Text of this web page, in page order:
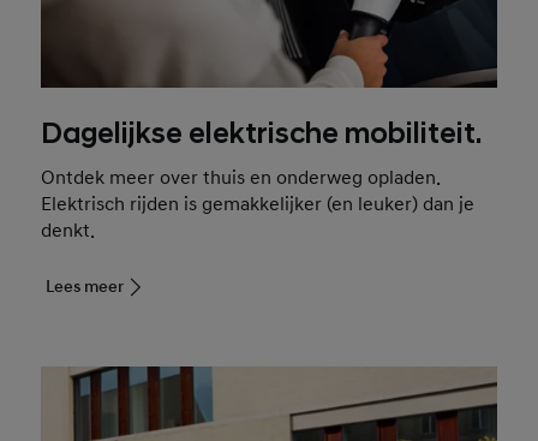
Dagelijkse elektrische mobiliteit.
Ontdek meer over thuis en onderweg opladen.
Elektrisch rijden is gemakkelijker (en leuker) dan je
denkt.
Lees meer